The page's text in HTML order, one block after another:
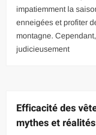
impatiemment la
enneigées et profiter
montagne.
judicieusement
Efficacité des
mythes et